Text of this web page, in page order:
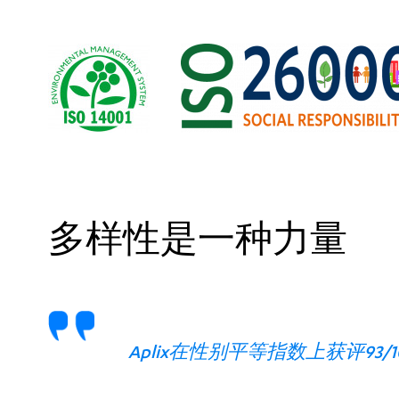
多样性是一种力量
Aplix在性别平等指数上获评93/